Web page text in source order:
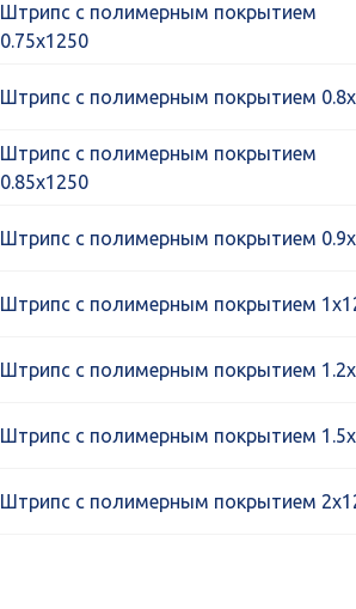
Штрипс с полимерным покрытием
0.75х1250
Штрипс с полимерным покрытием
Штрипс с полимерным покрытием
0.85х1250
Штрипс с полимерным покрытием
Штрипс с полимерным покрытием
Штрипс с полимерным покрытием
Штрипс с полимерным покрытием
Штрипс с полимерным покрытием